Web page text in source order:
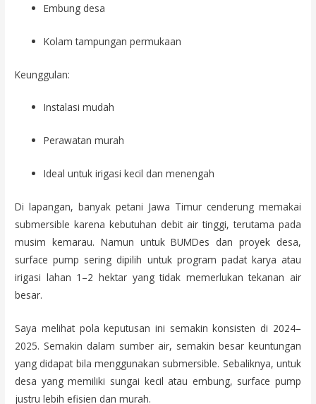
Embung desa
Kolam tampungan permukaan
Keunggulan:
Instalasi mudah
Perawatan murah
Ideal untuk irigasi kecil dan menengah
Di lapangan, banyak petani Jawa Timur cenderung memakai
submersible karena kebutuhan debit air tinggi, terutama pada
musim kemarau. Namun untuk BUMDes dan proyek desa,
surface pump sering dipilih untuk program padat karya atau
irigasi lahan 1–2 hektar yang tidak memerlukan tekanan air
besar.
Saya melihat pola keputusan ini semakin konsisten di 2024–
2025. Semakin dalam sumber air, semakin besar keuntungan
yang didapat bila menggunakan submersible. Sebaliknya, untuk
desa yang memiliki sungai kecil atau embung, surface pump
justru lebih efisien dan murah.